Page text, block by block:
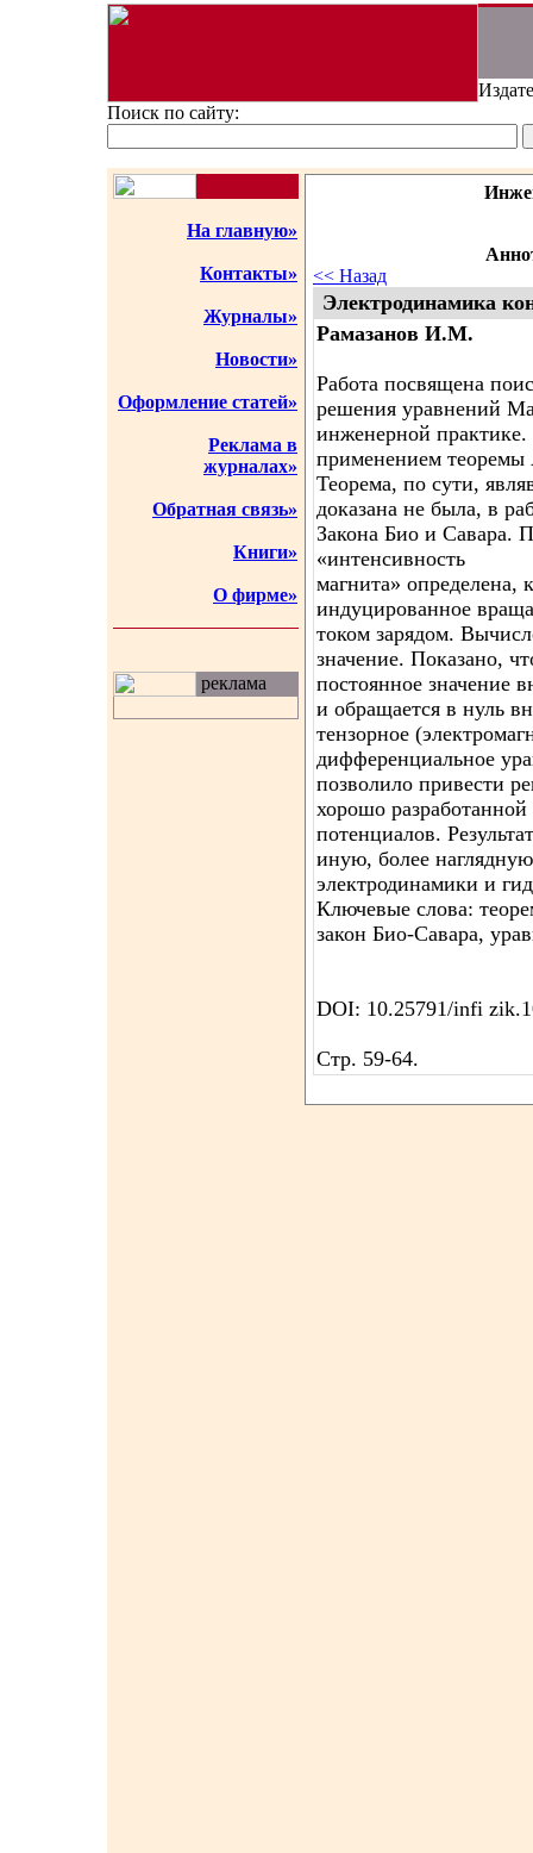
Поиск по сайту:
На главную»
Контакты»
Журналы»
Новости»
Оформление статей»
Реклама в
журналах»
Обратная связь»
Книги»
О фирме»
реклама
<< Назад
Электродинамика
Рамазанов И.М.
Работа посвящена
решения уравнений
инженерной
применением теоремы
Теорема, по сути,
доказана не была, в
Закона Био и Савара.
«интенсивность
магнита» определена,
индуцированное
током зарядом.
значение. Показано,
постоянное значение
и обращается в нуль
тензорное
дифференциальное
позволило привести
хорошо
потенциалов.
иную, более
электродинамики и
Ключевые слова:
закон Био-Савара,
DOI: 10.25791/infi
Стр. 59-64.